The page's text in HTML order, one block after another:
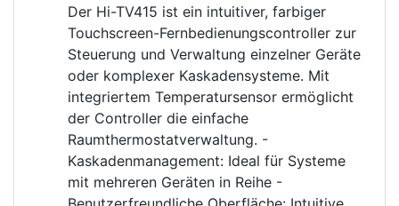
Der Hi-TV415 ist ein intuitiver, farbiger
Touchscreen-Fernbedienungscontroller zur
Steuerung und Verwaltung einzelner Geräte
oder komplexer Kaskadensysteme. Mit
integriertem Temperatursensor ermöglicht
der Controller die einfache
Raumthermostatverwaltung. -
Kaskadenmanagement: Ideal für Systeme
mit mehreren Geräten in Reihe -